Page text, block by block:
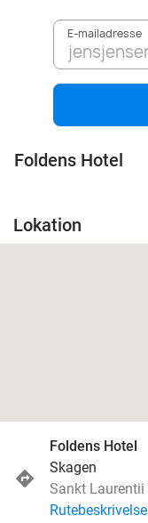
E-mailadresse
Foldens Hotel
Lokation
Foldens Hotel
Skagen
Sankt Laurentii
Rutebeskrivelse